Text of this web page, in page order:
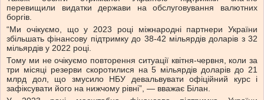
перевищили видатки держави на обслуговування валютних
боргів.
“Ми очікуємо, що у 2023 році міжнародні партнери України
збільшать фінансову підтримку до 38-42 мільярдів доларів з 32
мільярдів у 2022 році.
Тому ми не очікуємо повторення ситуації квітня-червня, коли за
три місяці резерви скоротилися на 5 мільярдів доларів до 21
млрд дол, що змусило НБУ девальвувати офіційний курс і
зафіксувати його на нижчому рівні”, — вважає Білан.